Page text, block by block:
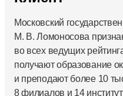
Московский
М. В. Ломоносова
во всех ведущих
получают образование
и преподают более 10
8 филиалов и 14